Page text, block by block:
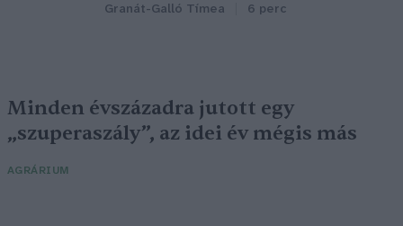
Granát-Galló Tímea 6 perc
Minden évszázadra jutott egy
„szuperaszály”, az idei év mégis más
AGRÁRIUM